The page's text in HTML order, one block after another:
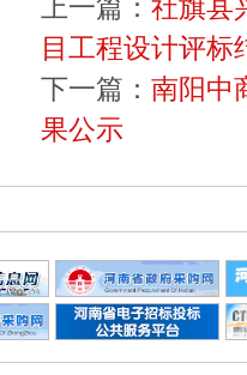
上一篇： 社旗县
目工程设计评标
下一篇： 南阳中
果公示